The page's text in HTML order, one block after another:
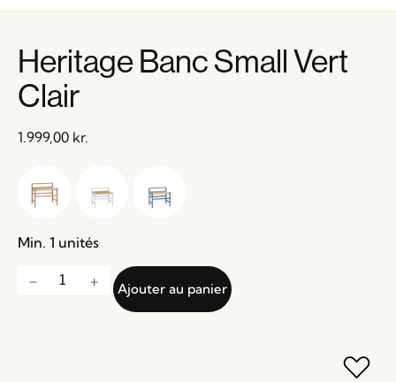
Heritage Banc Small Vert
Clair
1.999,00 kr.
Min. 1 unités
Ajouter au panier